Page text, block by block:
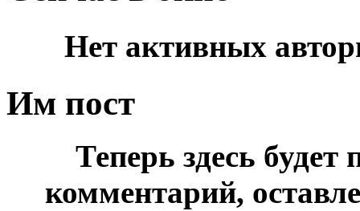
Нет активных
Им пост
Теперь здесь будет
комментарий,